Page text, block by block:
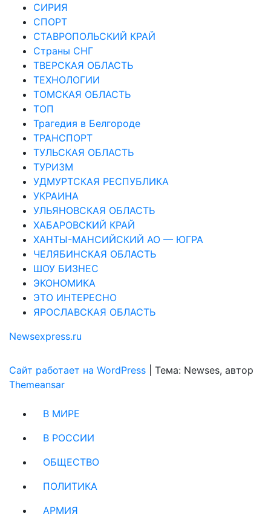
СИРИЯ
СПОРТ
СТАВРОПОЛЬСКИЙ КРАЙ
Страны СНГ
ТВЕРСКАЯ ОБЛАСТЬ
ТЕХНОЛОГИИ
ТОМСКАЯ ОБЛАСТЬ
ТОП
Трагедия в Белгороде
ТРАНСПОРТ
ТУЛЬСКАЯ ОБЛАСТЬ
ТУРИЗМ
УДМУРТСКАЯ РЕСПУБЛИКА
УКРАИНА
УЛЬЯНОВСКАЯ ОБЛАСТЬ
ХАБАРОВСКИЙ КРАЙ
ХАНТЫ-МАНСИЙСКИЙ АО — ЮГРА
ЧЕЛЯБИНСКАЯ ОБЛАСТЬ
ШОУ БИЗНЕС
ЭКОНОМИКА
ЭТО ИНТЕРЕСНО
ЯРОСЛАВСКАЯ ОБЛАСТЬ
Newsexpress.ru
Сайт работает на WordPress
Тема: Newses, автор
Themeansar
В МИРЕ
В РОССИИ
ОБЩЕСТВО
ПОЛИТИКА
АРМИЯ